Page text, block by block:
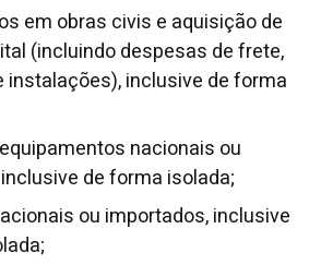
em obras civis e aquisição de
(incluindo despesas de frete,
instalações), inclusive de forma
nacionais ou
de forma isolada;
ou importados, inclusive